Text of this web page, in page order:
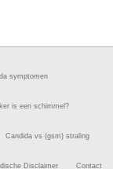
symptomen
is een schimmel?
Candida vs (gsm) straling
Disclaimer Contact